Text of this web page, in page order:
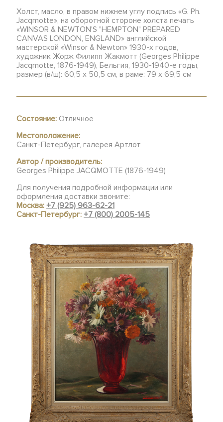
Холст, масло, в правом нижнем углу подпись «G. Ph.
Jacqmotte», на оборотной стороне холста печать
«WINSOR & NEWTON'S "HEMPTON" PREPARED
CANVAS LONDON, ENGLAND» английской
мастерской «Winsor & Newton» 1930-х годов,
художник Жорж Филипп Жакмотт (Georges Philippe
Jacqmotte, 1876-1949), Бельгия, 1930-1940-е годы,
размер (в/ш): 60,5 x 50,5 см, в раме: 79 х 69,5 см
Состояние: Отличное
Местоположение:
Санкт-Петербург, галерея Артлот
Автор / производитель:
Georges Philippe JACQMOTTE (1876-1949)
Для получения подробной информации или
оформления доставки звоните:
Москва:+7 (925) 963-62-21
Санкт-Петербург:+7 (800) 2005-145